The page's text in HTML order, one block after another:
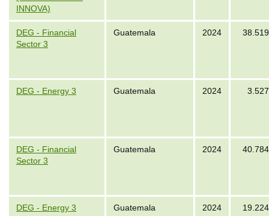
INNOVA)
DEG - Financial
Sector 3
Guatemala 2024
DEG - Energy 3 Guatemala 2024
DEG - Financial
Sector 3
Guatemala 2024
DEG - Energy 3 Guatemala 2024